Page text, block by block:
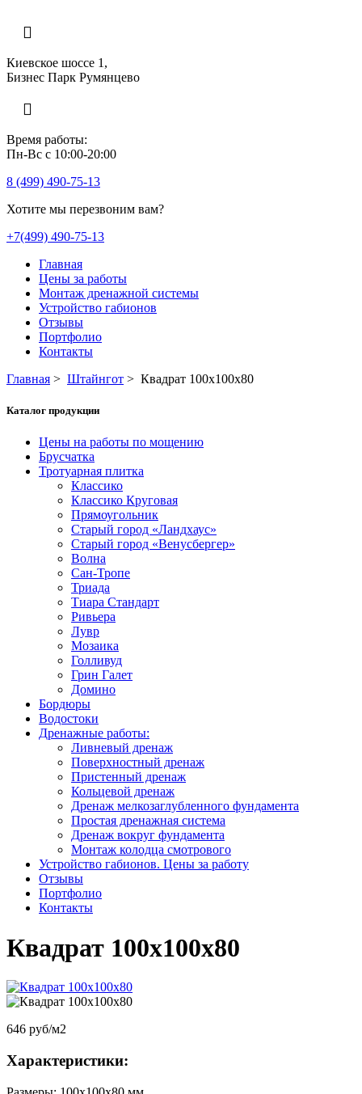
Киевское шоссе 1,
Бизнес Парк Румянцево
Время работы:
Пн-Вс с 10:00-20:00
8 (499) 490-75-13
Хотите мы перезвоним вам?
+7(499) 490-75-13
Главная
Цены за работы
Монтаж дренажной системы
Устройство габионов
Отзывы
Портфолио
Контакты
Главная > Штайнгот > Квадрат 100х100х80
Каталог продукции
Цены на работы по мощению
Брусчатка
Тротуарная плитка
Классико
Классико Круговая
Прямоугольник
Старый город «Ландхаус»
Старый город «Венусбергер»
Волна
Сан-Тропе
Триада
Тиара Стандарт
Ривьера
Лувр
Мозаика
Голливуд
Грин Галет
Домино
Бордюры
Водостоки
Дренажные работы:
Ливневый дренаж
Поверхностный дренаж
Пристенный дренаж
Кольцевой дренаж
Дренаж мелкозаглубленного фундамента
Простая дренажная система
Дренаж вокруг фундамента
Монтаж колодца смотрового
Устройство габионов. Цены за работу
Отзывы
Портфолио
Контакты
Квадрат 100х100х80
646 руб/м2
Характеристики: